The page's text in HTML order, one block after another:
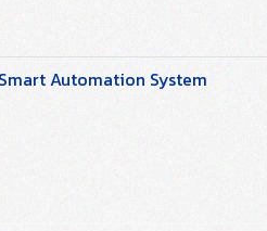
Automation System